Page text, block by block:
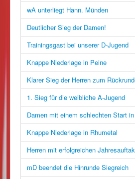
wA unterliegt Hann. Münden
Deutlicher Sieg der Damen!
Trainingsgast bei unserer D-Jugend
Knappe Niederlage in Peine
Klarer Sieg der Herren zum
1. Sieg für die weibliche A-Jugend
Damen mit einem schlechten Start
Knappe Niederlage in Rhumetal
Herren mit erfolgreichen
mD beendet die Hinrunde Siegreich